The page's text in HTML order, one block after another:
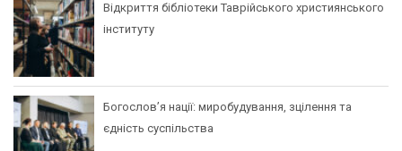
Відкриття бібліотеки Таврійського християнського
інституту
Богослов’я нації: миробудування, зцілення та
єдність суспільства